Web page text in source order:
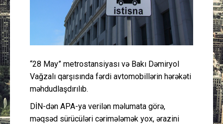
Gündəm
Peşə etikası
Əlaqə
“28 May” metrostansiyası və Bakı Dəmiryol
Vağzalı qarşısında fərdi avtomobillərin hərəkəti
məhdudlaşdırılıb.
DİN-dən APA-ya verilən məlumata görə,
məqsəd sürücüləri cərimələmək yox, ərazini